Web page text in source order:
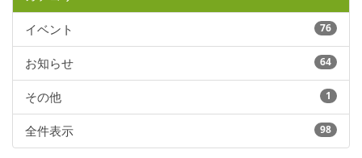
イベント 76
お知らせ 64
その他 1
全件表示 98